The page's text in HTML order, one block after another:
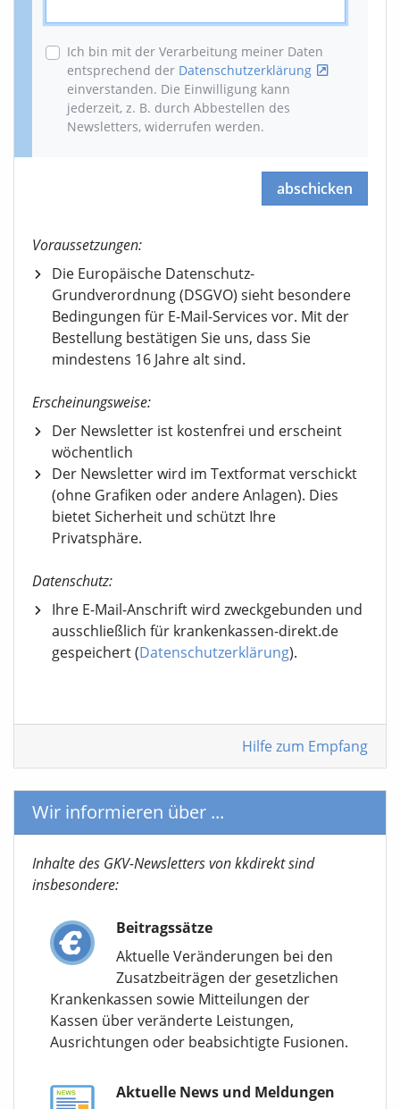
Ich bin mit der Verarbeitung meiner Daten
entsprechend der Datenschutzerklärung
einverstanden. Die Einwilligung kann
jederzeit, z. B. durch Abbestellen des
Newsletters, widerrufen werden.
abschicken
Voraussetzungen:
Die Europäische Datenschutz-
Grundverordnung (DSGVO) sieht besondere
Bedingungen für E-Mail-Services vor. Mit der
Bestellung bestätigen Sie uns, dass Sie
mindestens 16 Jahre alt sind.
Erscheinungsweise:
Der Newsletter ist kostenfrei und erscheint
wöchentlich
Der Newsletter wird im Textformat verschickt
(ohne Grafiken oder andere Anlagen). Dies
bietet Sicherheit und schützt Ihre
Privatsphäre.
Datenschutz:
Ihre E-Mail-Anschrift wird zweckgebunden und
ausschließlich für krankenkassen-direkt.de
gespeichert (Datenschutzerklärung).
Hilfe zum Empfang
Wir informieren über ...
Inhalte des GKV-Newsletters von kkdirekt sind
insbesondere:
Beitragssätze
Aktuelle Veränderungen bei den
Zusatzbeiträgen der gesetzlichen
Krankenkassen sowie Mitteilungen der
Kassen über veränderte Leistungen,
Ausrichtungen oder beabsichtigte Fusionen.
Aktuelle News und Meldungen